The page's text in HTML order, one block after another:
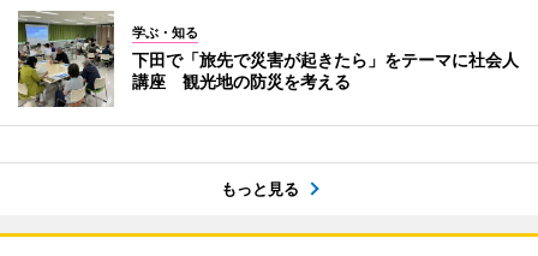
学ぶ・知る
下田で「旅先で災害が起きたら」をテーマに社会人
講座 観光地の防災を考える
もっと見る